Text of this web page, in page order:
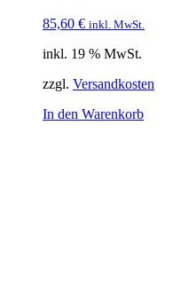
85,60 € inkl. MwSt.
inkl. 19 % MwSt.
zzgl. Versandkosten
In den Warenkorb